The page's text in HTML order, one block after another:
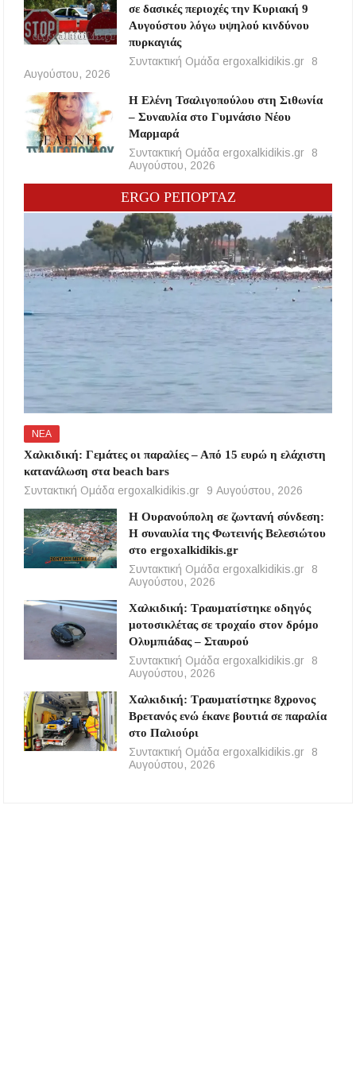
σε δασικές περιοχές την Κυριακή 9
Αυγούστου λόγω υψηλού κινδύνου
πυρκαγιάς
Συντακτική Ομάδα ergoxalkidikis.gr
8
Αυγούστου, 2026
Η Ελένη Τσαλιγοπούλου στη Σιθωνία
– Συναυλία στο Γυμνάσιο Νέου
Μαρμαρά
Συντακτική Ομάδα ergoxalkidikis.gr
8
Αυγούστου, 2026
ERGO ΡΕΠΟΡΤΑΖ
ΝΕΑ
Χαλκιδική: Γεμάτες οι παραλίες – Από 15 ευρώ η ελάχιστη
κατανάλωση στα beach bars
Συντακτική Ομάδα ergoxalkidikis.gr
9 Αυγούστου, 2026
Η Ουρανούπολη σε ζωντανή σύνδεση:
Η συναυλία της Φωτεινής Βελεσιώτου
στο ergoxalkidikis.gr
Συντακτική Ομάδα ergoxalkidikis.gr
8
Αυγούστου, 2026
Χαλκιδική: Τραυματίστηκε οδηγός
μοτοσικλέτας σε τροχαίο στον δρόμο
Ολυμπιάδας – Σταυρού
Συντακτική Ομάδα ergoxalkidikis.gr
8
Αυγούστου, 2026
Χαλκιδική: Τραυματίστηκε 8χρονος
Βρετανός ενώ έκανε βουτιά σε παραλία
στο Παλιούρι
Συντακτική Ομάδα ergoxalkidikis.gr
8
Αυγούστου, 2026